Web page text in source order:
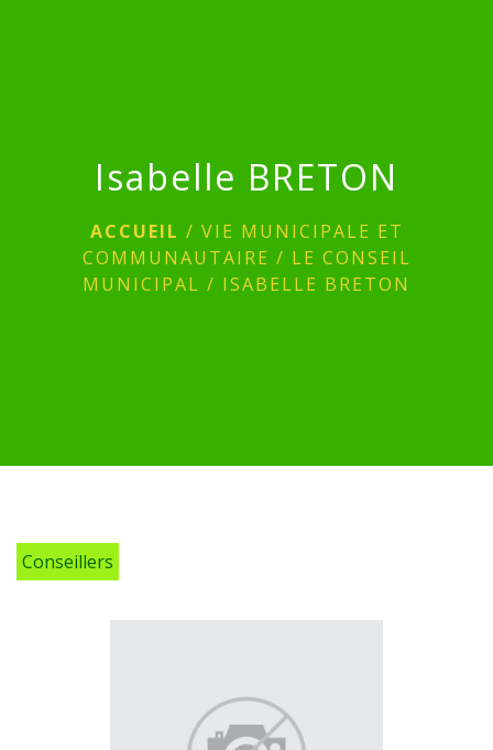
Isabelle BRETON
ACCUEIL / VIE MUNICIPALE ET
COMMUNAUTAIRE / LE CONSEIL
MUNICIPAL / ISABELLE BRETON
Conseillers